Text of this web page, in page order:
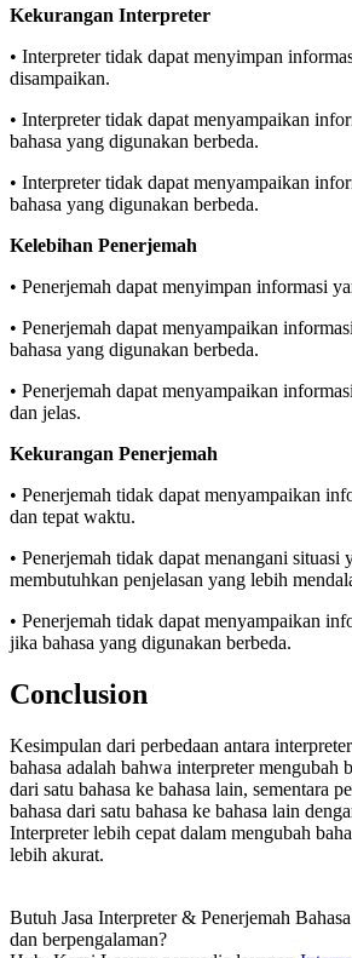
Kekurangan Interpreter
• Interpreter tidak dapat menyimpan
disampaikan.
• Interpreter tidak dapat menyampaikan
bahasa yang digunakan berbeda.
• Interpreter tidak dapat menyampaikan
bahasa yang digunakan berbeda.
Kelebihan Penerjemah
• Penerjemah dapat menyimpan informasi
• Penerjemah dapat menyampaikan
bahasa yang digunakan berbeda.
• Penerjemah dapat menyampaikan
dan jelas.
Kekurangan Penerjemah
• Penerjemah tidak dapat menyampaikan
dan tepat waktu.
• Penerjemah tidak dapat menangani situasi
membutuhkan penjelasan yang lebih
• Penerjemah tidak dapat menyampaikan
jika bahasa yang digunakan berbeda.
Conclusion
Kesimpulan dari perbedaan antara
bahasa adalah bahwa interpreter mengubah
dari satu bahasa ke bahasa lain, sementara
bahasa dari satu bahasa ke bahasa lain
Interpreter lebih cepat dalam mengubah
lebih akurat.
Butuh Jasa Interpreter & Penerjemah
dan berpengalaman?